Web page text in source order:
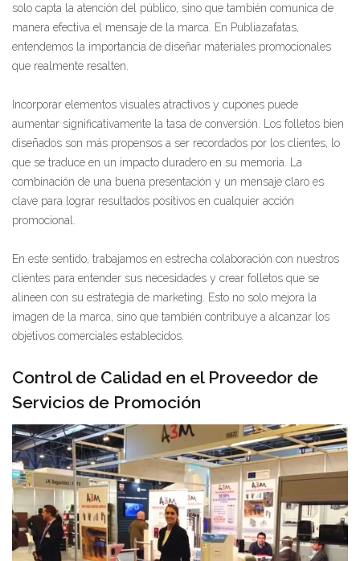
solo capta la atención del público, sino que también comunica de
manera efectiva el mensaje de la marca. En Publiazafatas,
entendemos la importancia de diseñar materiales promocionales
que realmente resalten.
Incorporar elementos visuales atractivos y cupones puede
aumentar significativamente la tasa de conversión. Los folletos bien
diseñados son más propensos a ser recordados por los clientes, lo
que se traduce en un impacto duradero en su memoria. La
combinación de una buena presentación y un mensaje claro es
clave para lograr resultados positivos en cualquier acción
promocional.
En este sentido, trabajamos en estrecha colaboración con nuestros
clientes para entender sus necesidades y crear folletos que se
alineen con su estrategia de marketing. Esto no solo mejora la
imagen de la marca, sino que también contribuye a alcanzar los
objetivos comerciales establecidos.
Control de Calidad en el Proveedor de
Servicios de Promoción